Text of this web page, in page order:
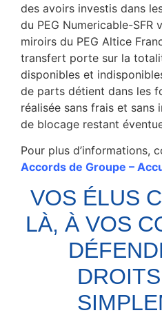
des avoirs investis dans
du PEG Numericable-SFR
miroirs du PEG Altice
transfert porte sur la
disponibles et
de parts détient dans les
réalisée sans frais et sans
de blocage restant
Pour plus d’informations,
Accords de Groupe –
VOS ÉLUS
LÀ, À VOS